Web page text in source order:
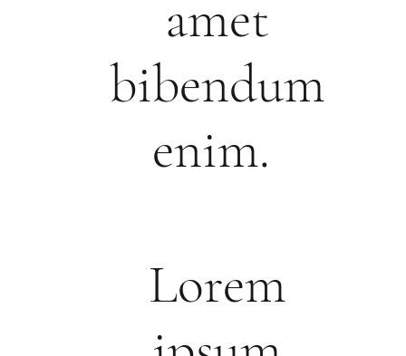
amet
bibendum
enim.
Lorem